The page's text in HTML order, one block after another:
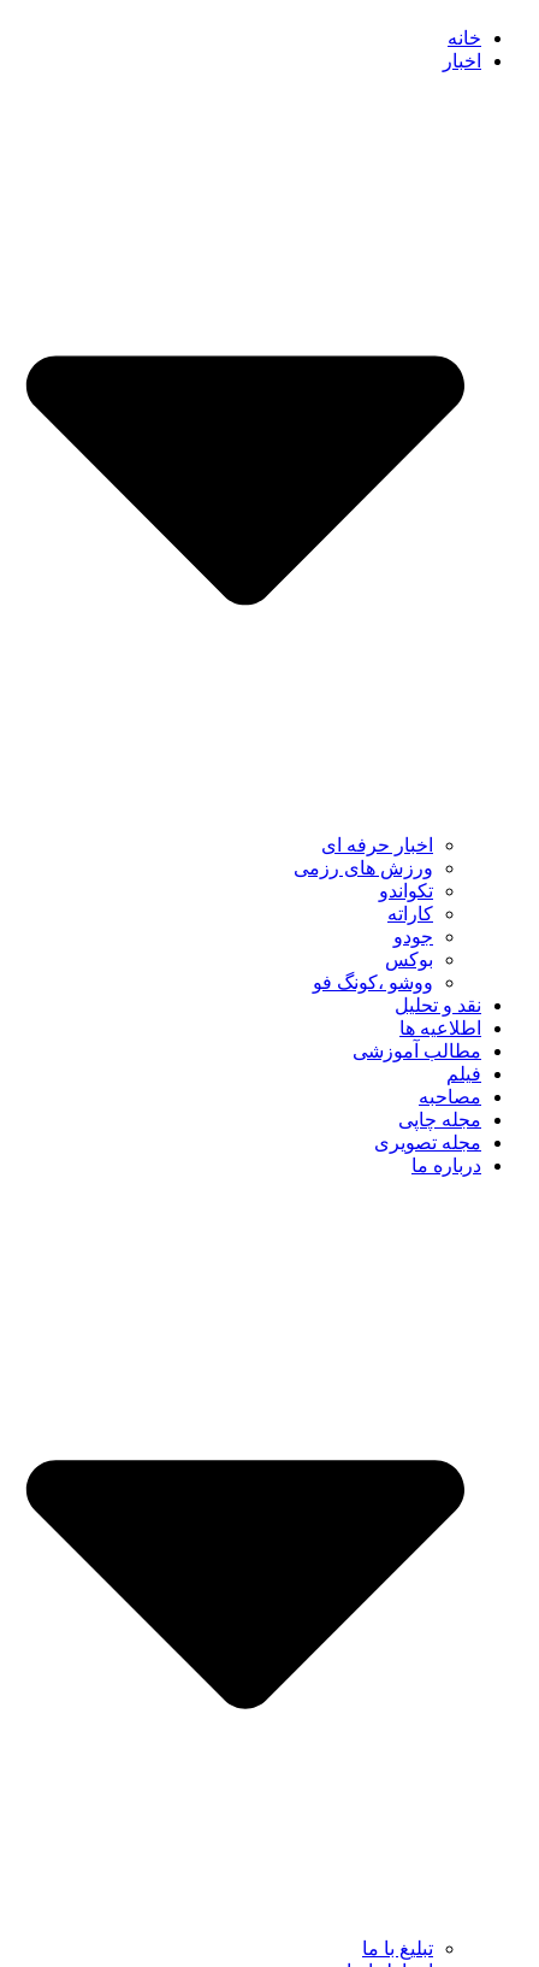
خانه
اخبار
اخبار حرفه ای
ورزش های رزمی
تکواندو
کاراته
جودو
بوکس
ووشو ،کونگ فو
نقد و تحلیل
اطلاعیه ها
مطالب آموزشی
فیلم
مصاحبه
مجله چاپی
مجله تصویری
درباره ما
تبلیغ با ما